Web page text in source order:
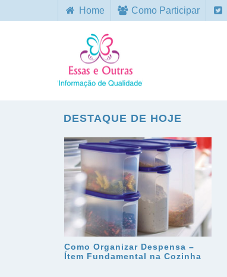
Home Como Participar
DESTAQUE DE HOJE
Como Organizar Despensa –
Ítem Fundamental na Cozinha